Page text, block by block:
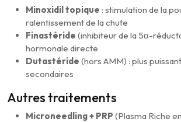
Minoxidil topique : stimulation de la
ralentissement de la chute
Finastéride (inhibiteur de la 5α-
hormonale directe
Dutastéride (hors AMM) : plus
secondaires
Autres traitements
Microneedling + PRP (Plasma Riche